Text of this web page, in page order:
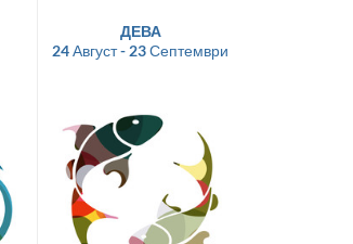
ДЕВА
24 Август - 23 Септември